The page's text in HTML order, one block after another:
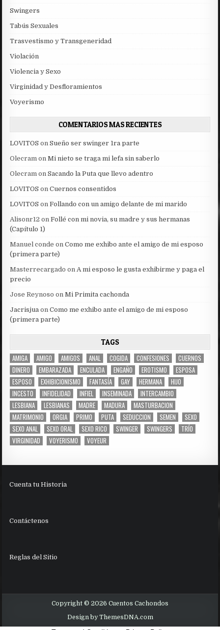
Swingers
Tabús Sexuales
Trasvestismo y Transgeneridad
Violación
Violencia y Sexo
Virginidad y Desfloramientos
Voyerismo
COMENTARIOS MAS RECIENTES
LOVITOS onSueño ser swinger 1ra parte
Olecram onMi nieto se traga mi lefa sin saberlo
Olecram onSacando la Puta que llevo adentro
LOVITOS onCuernos consentidos
LOVITOS onFollando con un amigo delante de mi marido
Alisonr12 onFollé con mi novia, su madre y sus hermanas
(Capítulo 1)
Manuel conde onComo me exhibo ante el amigo de mi esposo
(primera parte)
Masterrecargado onA mi esposo le gusta exhibirme y paga el
precio
Jose Reynoso onMi Primita cachonda
Jacrisjua onComo me exhibo ante el amigo de mi esposo
(primera parte)
TAGS
AMIGA AMIGO AMIGOS ANAL COGIDA CONFESIONES
CUERNOS
DINERO
EMBARAZADA ENCULADA ENGAÑO EROTISMO
ESPOSA
ESPOSO
EXHIBICIONISMO FANTASÍA GAY HERMANA
HIJO
INCESTO
INFIDELIDAD INFIEL INSEMINADA
INTERCAMBIO
LESBIANA
LESBIANAS MADRE MADURA
MASTURBACION
MATRIMONIO
ORGIA PRIMO PUTA SEDUCCION SEMEN
SEXO
SEXO ANAL
SEXO ORAL SEXO RICO SWINGER SWINGERS
TRÍO
VIRGINIDAD
VOYERISMO VOYEUR
Cuenta tu Historia
Contáctenos
Reglas del Sitio
Copyright © 2026 Cuentos Cachondos
Design by ThemesDNA.com